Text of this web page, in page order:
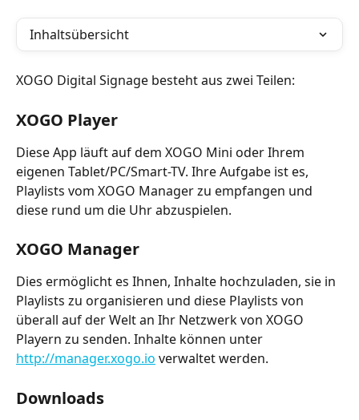
Inhaltsübersicht
XOGO Digital Signage besteht aus zwei Teilen:
XOGO Player
Diese App läuft auf dem XOGO Mini oder Ihrem
eigenen Tablet/PC/Smart-TV. Ihre Aufgabe ist es,
Playlists vom XOGO Manager zu empfangen und
diese rund um die Uhr abzuspielen.
XOGO Manager
Dies ermöglicht es Ihnen, Inhalte hochzuladen, sie in
Playlists zu organisieren und diese Playlists von
überall auf der Welt an Ihr Netzwerk von XOGO
Playern zu senden. Inhalte können unter
http://manager.xogo.io verwaltet werden.
Downloads